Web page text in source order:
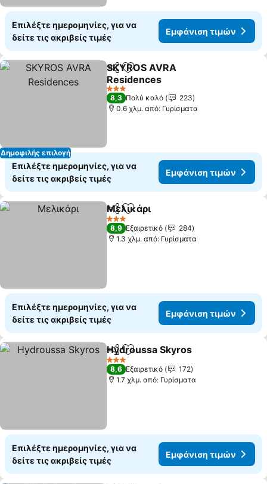
Επιλέξτε ημερομηνίες, για να
δείτε τις ακριβείς τιμές
Εμφάνιση τιμών
Δημοφιλής επιλογή
Κοινοποίηση
Προσθήκη στα αγαπημένα
SKYROS AVRA
Residences
3 Αστέρια
8,3 Πολύ καλό
223
0.6 χλμ. από: Γυρίσματα
Επιλέξτε ημερομηνίες, για να
δείτε τις ακριβείς τιμές
Εμφάνιση τιμών
Κοινοποίηση
Προσθήκη στα αγαπημένα
Μελικάρι
3 Αστέρια
8,9 Εξαιρετικό
284
1.3 χλμ. από: Γυρίσματα
Επιλέξτε ημερομηνίες, για να
δείτε τις ακριβείς τιμές
Εμφάνιση τιμών
Κοινοποίηση
Προσθήκη στα αγαπημένα
Hydroussa Skyros
3 Αστέρια
8,6 Εξαιρετικό
172
1.7 χλμ. από: Γυρίσματα
Επιλέξτε ημερομηνίες, για να
δείτε τις ακριβείς τιμές
Εμφάνιση τιμών